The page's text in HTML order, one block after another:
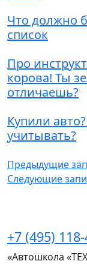
Что должно
список
Про
корова! Ты
отличаешь?
Купили
учитывать?
Навигация
по
Предыдущие
Следующие
+7 (495)
«Автошкола